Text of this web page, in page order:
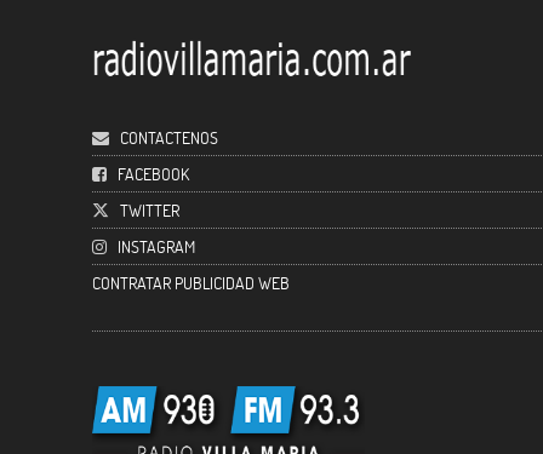
CONTACTENOS
FACEBOOK
TWITTER
INSTAGRAM
CONTRATAR PUBLICIDAD WEB